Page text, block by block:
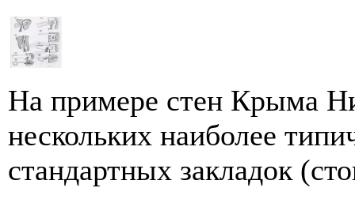
На примере стен Крыма
нескольких наиболее
стандартных закладок